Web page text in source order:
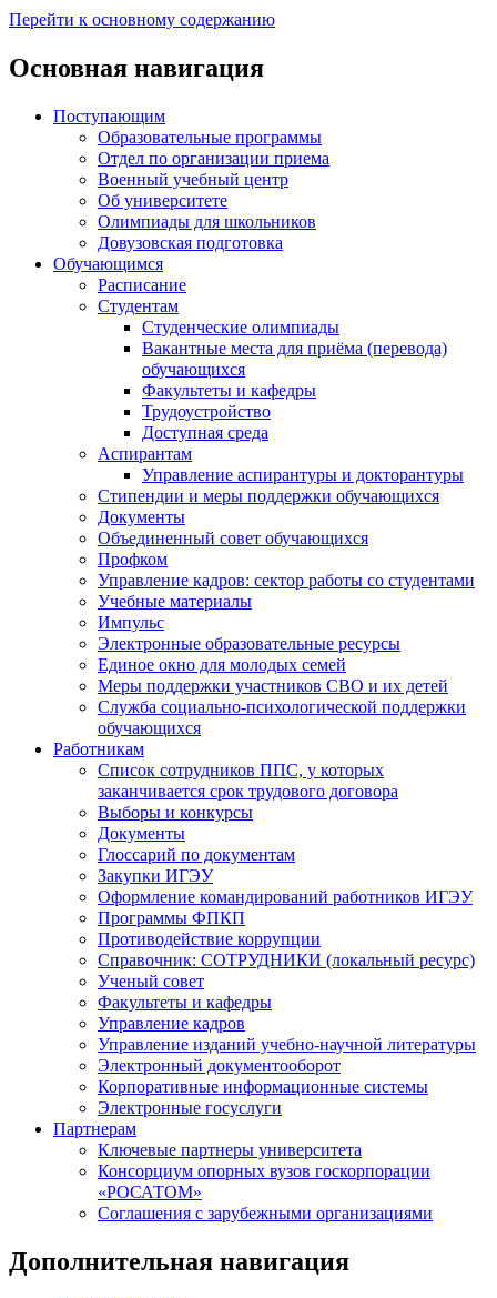
Перейти к основному содержанию
Основная навигация
Поступающим
Образовательные программы
Отдел по организации приема
Военный учебный центр
Об университете
Олимпиады для школьников
Довузовская подготовка
Обучающимся
Расписание
Студентам
Студенческие олимпиады
Вакантные места для приёма (перевода)
обучающихся
Факультеты и кафедры
Трудоустройство
Доступная среда
Аспирантам
Управление аспирантуры и докторантуры
Стипендии и меры поддержки обучающихся
Документы
Объединенный совет обучающихся
Профком
Управление кадров: сектор работы со студентами
Учебные материалы
Импульс
Электронные образовательные ресурсы
Единое окно для молодых семей
Меры поддержки участников СВО и их детей
Служба социально-психологической поддержки
обучающихся
Работникам
Список сотрудников ППС, у которых
заканчивается срок трудового договора
Выборы и конкурсы
Документы
Глоссарий по документам
Закупки ИГЭУ
Оформление командирований работников ИГЭУ
Программы ФПКП
Противодействие коррупции
Справочник: СОТРУДНИКИ (локальный ресурс)
Ученый совет
Факультеты и кафедры
Управление кадров
Управление изданий учебно-научной литературы
Электронный документооборот
Корпоративные информационные системы
Электронные госуслуги
Партнерам
Ключевые партнеры университета
Консорциум опорных вузов госкорпорации
«РОСАТОМ»
Соглашения с зарубежными организациями
Дополнительная навигация